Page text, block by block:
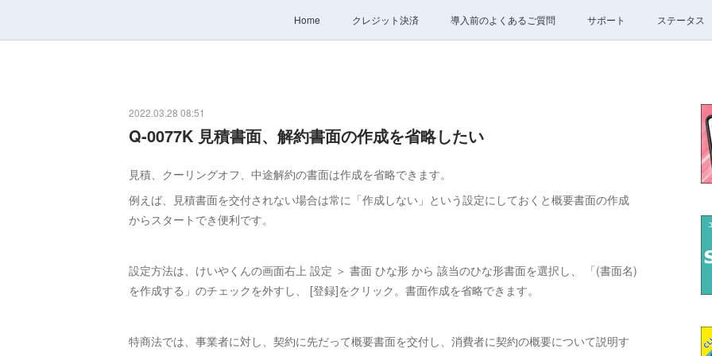
Home クレジット決済 導入前のよくあるご質問 サポート ステータス
2022.03.28 08:51
Q-0077K 見積書面、解約書面の作成を省略したい
見積、クーリングオフ、中途解約の書面は作成を省略できます。
例えば、見積書面を交付されない場合は常に「作成しない」という設定にしておくと概要書面の作成
からスタートでき便利です。
設定方法は、けいやくんの画面右上 設定 ＞ 書面 ひな形 から 該当のひな形書面を選択し、 「(書面名)
を作成する」のチェックを外すし、 [登録]をクリック。書面作成を省略できます。
特商法では、事業者に対し、契約に先だって概要書面を交付し、消費者に契約の概要について説明す